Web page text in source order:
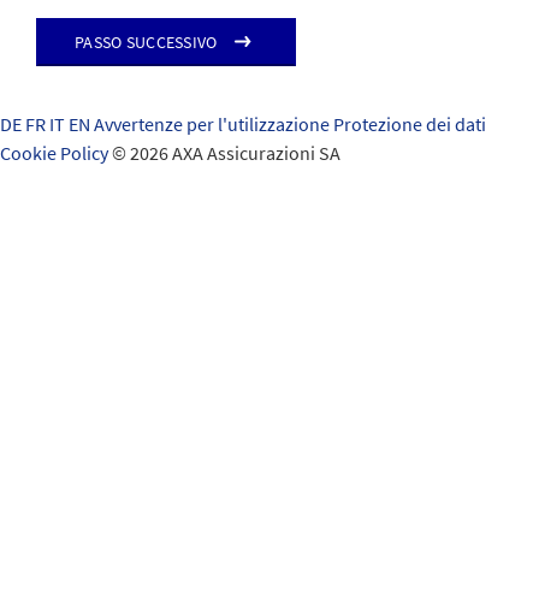
Passo successivo
DE FR IT EN Avvertenze per l'utilizzazione Protezione dei dati
Cookie Policy© 2026 AXA Assicurazioni SA